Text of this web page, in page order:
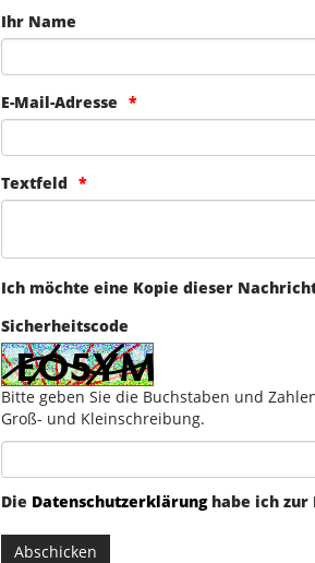
Ihr Name
E-Mail-Adresse
Textfeld
Ich möchte eine Kopie dieser
Sicherheitscode
Bitte geben Sie die Buchstaben und
Groß- und Kleinschreibung.
Die Datenschutzerklärunghabe ich zur
Abschicken